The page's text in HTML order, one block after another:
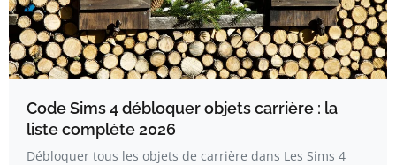
Code Sims 4 débloquer objets carrière : la
liste complète 2026
Débloquer tous les objets de carrière dans Les Sims 4